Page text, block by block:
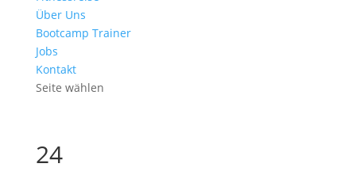
Über Uns
Bootcamp Trainer
Jobs
Kontakt
Seite wählen
24